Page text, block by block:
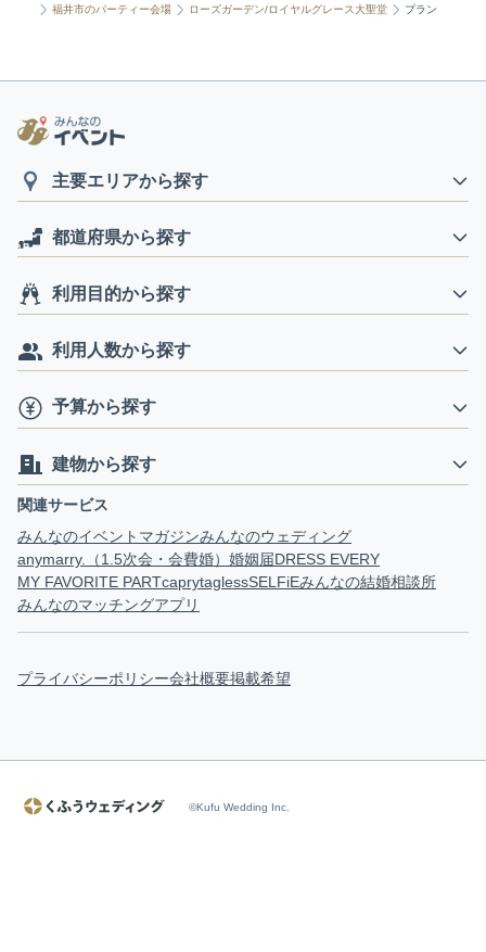
福井市のパーティー会場
ローズガーデン/ロイヤルグレース大聖堂 プラン
主要エリアから探す
都道府県から探す
利用目的から探す
利用人数から探す
予算から探す
建物から探す
関連サービス
みんなのイベントマガジンみんなのウェディング
anymarry.（1.5次会・会費婚） 婚姻届DRESS EVERY
MY FAVORITE PARTcaprytaglessSELFiEみんなの結婚相談所
みんなのマッチングアプリ
プライバシーポリシー会社概要掲載希望
©Kufu Wedding Inc.